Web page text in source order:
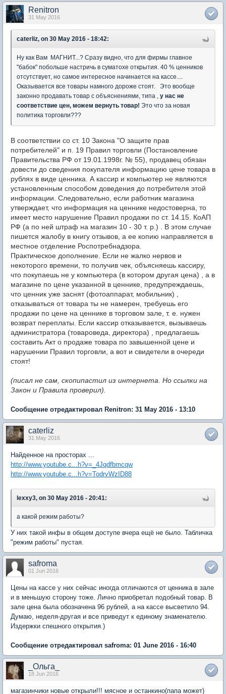
Renitron
31 May 2016
caterliz, on 30 May 2016 - 18:42:
Ну как Вам МАГНИТ...? Сразу видно, что для фирмы главное
"бабок" побольше настричь в суматохе открытия. 40 % ценников
отсутствует, но самое интересное начинается на кассе....
Оказывается все товары намного дороже стоят. Это вообще
законно продавать товар с объяснениями, типа , у нас не
соответствие цен, можем вернуть товар! Это что за новая
политика торговли???
В соответствии со ст. 10 Закона "О защите прав
потребителей" и п. 19 Правил торговли (Постановление
Правительства РФ от 19.01.1998г. № 55), продавец обязан
довести до сведения покупателя информацию цене товара в
рублях в виде ценника. А кассир и компьютер не являются
установленным способом доведения до потребителя этой
информации. Следовательно, если работник магазина
утверждает, что информация на ценнике недостоверна, то
имеет место нарушение Правил продажи по ст. 14.15. КоАП
РФ (а по ней штраф на магазин 10 - 30 т. р.) . В этом случае
пишется жалобу в книгу отзывов, а ее копию направляется в
местное отделение Роспотребнадзора.
Практическое дополнение. Если не жалко нервов и
некоторого времени, то получив чек, объясняешь кассиру,
что покупаешь не у компьютера (в котором другая цена) , а в
магазине по цене указанной в ценнике, предупреждаешь,
что ценник уже заснят (фотоаппарат, мобильник) ,
отказываться от товара ты не намерен, требуешь его
продажи по цене на ценнике в торговом зале, т. е. нужен
возврат переплаты. Если кассир отказывается, вызываешь
администратора (товароведа, директора) , предлагаешь
составить Акт о продаже товара по завышенной цене и
нарушении Правил торговли, а вот и свидетели в очереди
стоят!
(писал не сам, скопипастил из интернета. Но ссылки на
Закон и Правила проверил).
Сообщение отредактировал Renitron: 31 May 2016 - 13:10
caterliz
31 May 2016
Найденное на просторах ...
http://www.youtube.c...h?v=_4Jqdfbmcqw
http://www.youtube.c...h?v=TodrvWzID88
lexxy3, on 30 May 2016 - 20:41:
а какой режим работы?
У них такой инфы в общем доступе вчера ещё не было. Табличка
"режим работы" пустая.
safroma
01 Jun 2016
Цены на кассе у них сейчас иногда отличаются от ценника в зале
и в меньшую сторону тоже. Лично приобретал подобный товар. В
зале цена была обозначена 96 рублей, а на кассе высветило 94.
Думаю, неделя-другая и все приведут к единому знаменателю.
Издержки спешного открытия.)
Сообщение отредактировал safroma: 01 June 2016 - 16:40
_Ольга_
18 Jun 2016
магазинчики новые открыли!!! мясное и останкино(папа может)